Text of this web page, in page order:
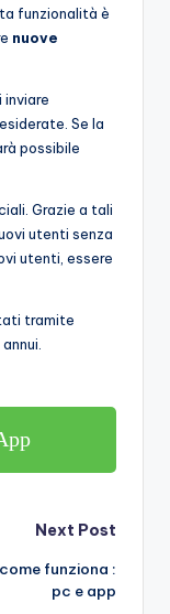
funzionalità è
nuove
inviare
Se la
possibile
Grazie a tali
utenti senza
utenti, essere
tramite
Next Post
funziona :
pc e app